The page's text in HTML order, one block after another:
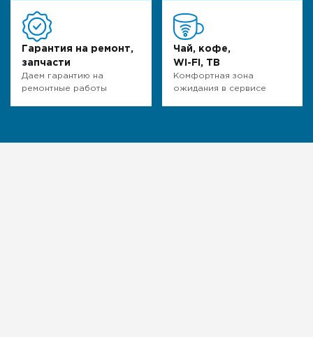
Гарантия на ремонт,
запчасти
Даем гарантию на
ремонтные работы
Чай, кофе,
WI-FI, ТВ
Комфортная зона
ожидания в сервисе